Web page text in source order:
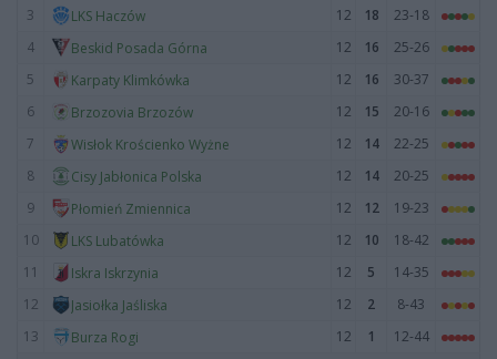
3
LKS Haczów 12 18
23-18
4
Beskid Posada Górna 12 16
25-26
5
Karpaty Klimkówka 12 16
30-37
6
Brzozovia Brzozów 12 15
20-16
7
Wisłok Krościenko Wyżne 12 14
22-25
8
Cisy Jabłonica Polska 12 14
20-25
9
Płomień Zmiennica 12 12
19-23
10
LKS Lubatówka 12 10
18-42
11
Iskra Iskrzynia 12 5
14-35
12
Jasiołka Jaśliska 12 2
8-43
13
Burza Rogi 12 1 12-44